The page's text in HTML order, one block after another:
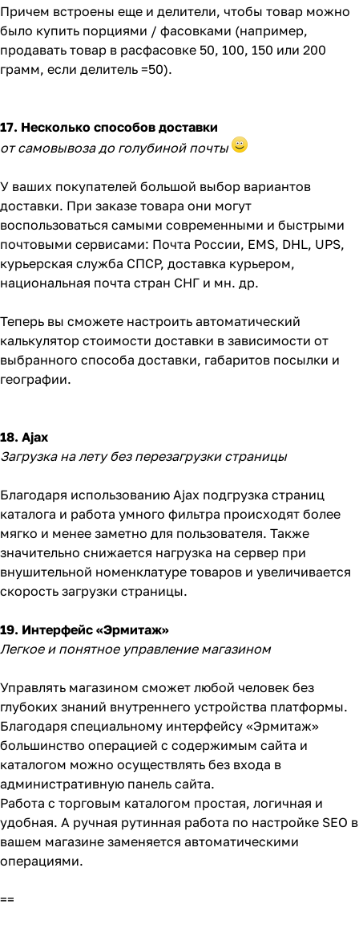
Причем встроены еще и делители, чтобы товар можно
было купить порциями / фасовками (например,
продавать товар в расфасовке 50, 100, 150 или 200
грамм, если делитель =50).
17. Несколько способов доставки
от самовывоза до голубиной почты
У ваших покупателей большой выбор вариантов
доставки. При заказе товара они могут
воспользоваться самыми современными и быстрыми
почтовыми сервисами: Почта России, EMS, DHL, UPS,
курьерская служба СПСР, доставка курьером,
национальная почта стран СНГ и мн. др.
Теперь вы сможете настроить автоматический
калькулятор стоимости доставки в зависимости от
выбранного способа доставки, габаритов посылки и
географии.
18. Ajax
Загрузка на лету без перезагрузки страницы
Благодаря использованию Ajax подгрузка страниц
каталога и работа умного фильтра происходят более
мягко и менее заметно для пользователя. Также
значительно снижается нагрузка на сервер при
внушительной номенклатуре товаров и увеличивается
скорость загрузки страницы.
19. Интерфейс «Эрмитаж»
Легкое и понятное управление магазином
Управлять магазином сможет любой человек без
глубоких знаний внутреннего устройства платформы.
Благодаря специальному интерфейсу «Эрмитаж»
большинство операцией с содержимым сайта и
каталогом можно осуществлять без входа в
административную панель сайта.
Работа с торговым каталогом простая, логичная и
удобная. А ручная рутинная работа по настройке SEO в
вашем магазине заменяется автоматическими
операциями.
==